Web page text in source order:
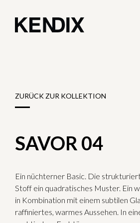
ZURÜCK ZUR KOLLEKTION
SAVOR 04
Ein nüchterner Basic. Die
Stoff ein quadratisches Muster. Ein
in Kombination mit einem subtilen
raffiniertes, warmes Aussehen. In